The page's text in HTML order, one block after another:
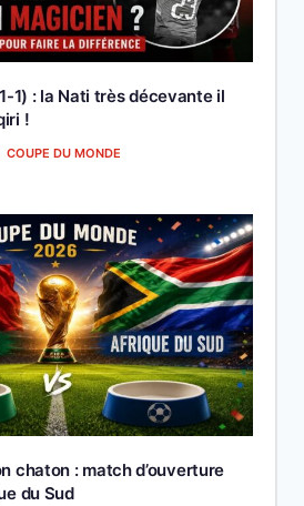
1) : la Nati très décevante il
!
COUPE DU MONDE
chaton : match d’ouverture
du Sud